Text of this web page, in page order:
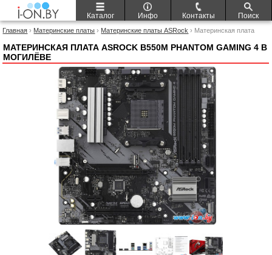
Каталог Инфо Контакты Поиск
Главная › Материнские платы › Материнские платы ASRock › Материнская плата
МАТЕРИНСКАЯ ПЛАТА ASROCK B550M PHANTOM GAMING 4 В
МОГИЛЁВЕ